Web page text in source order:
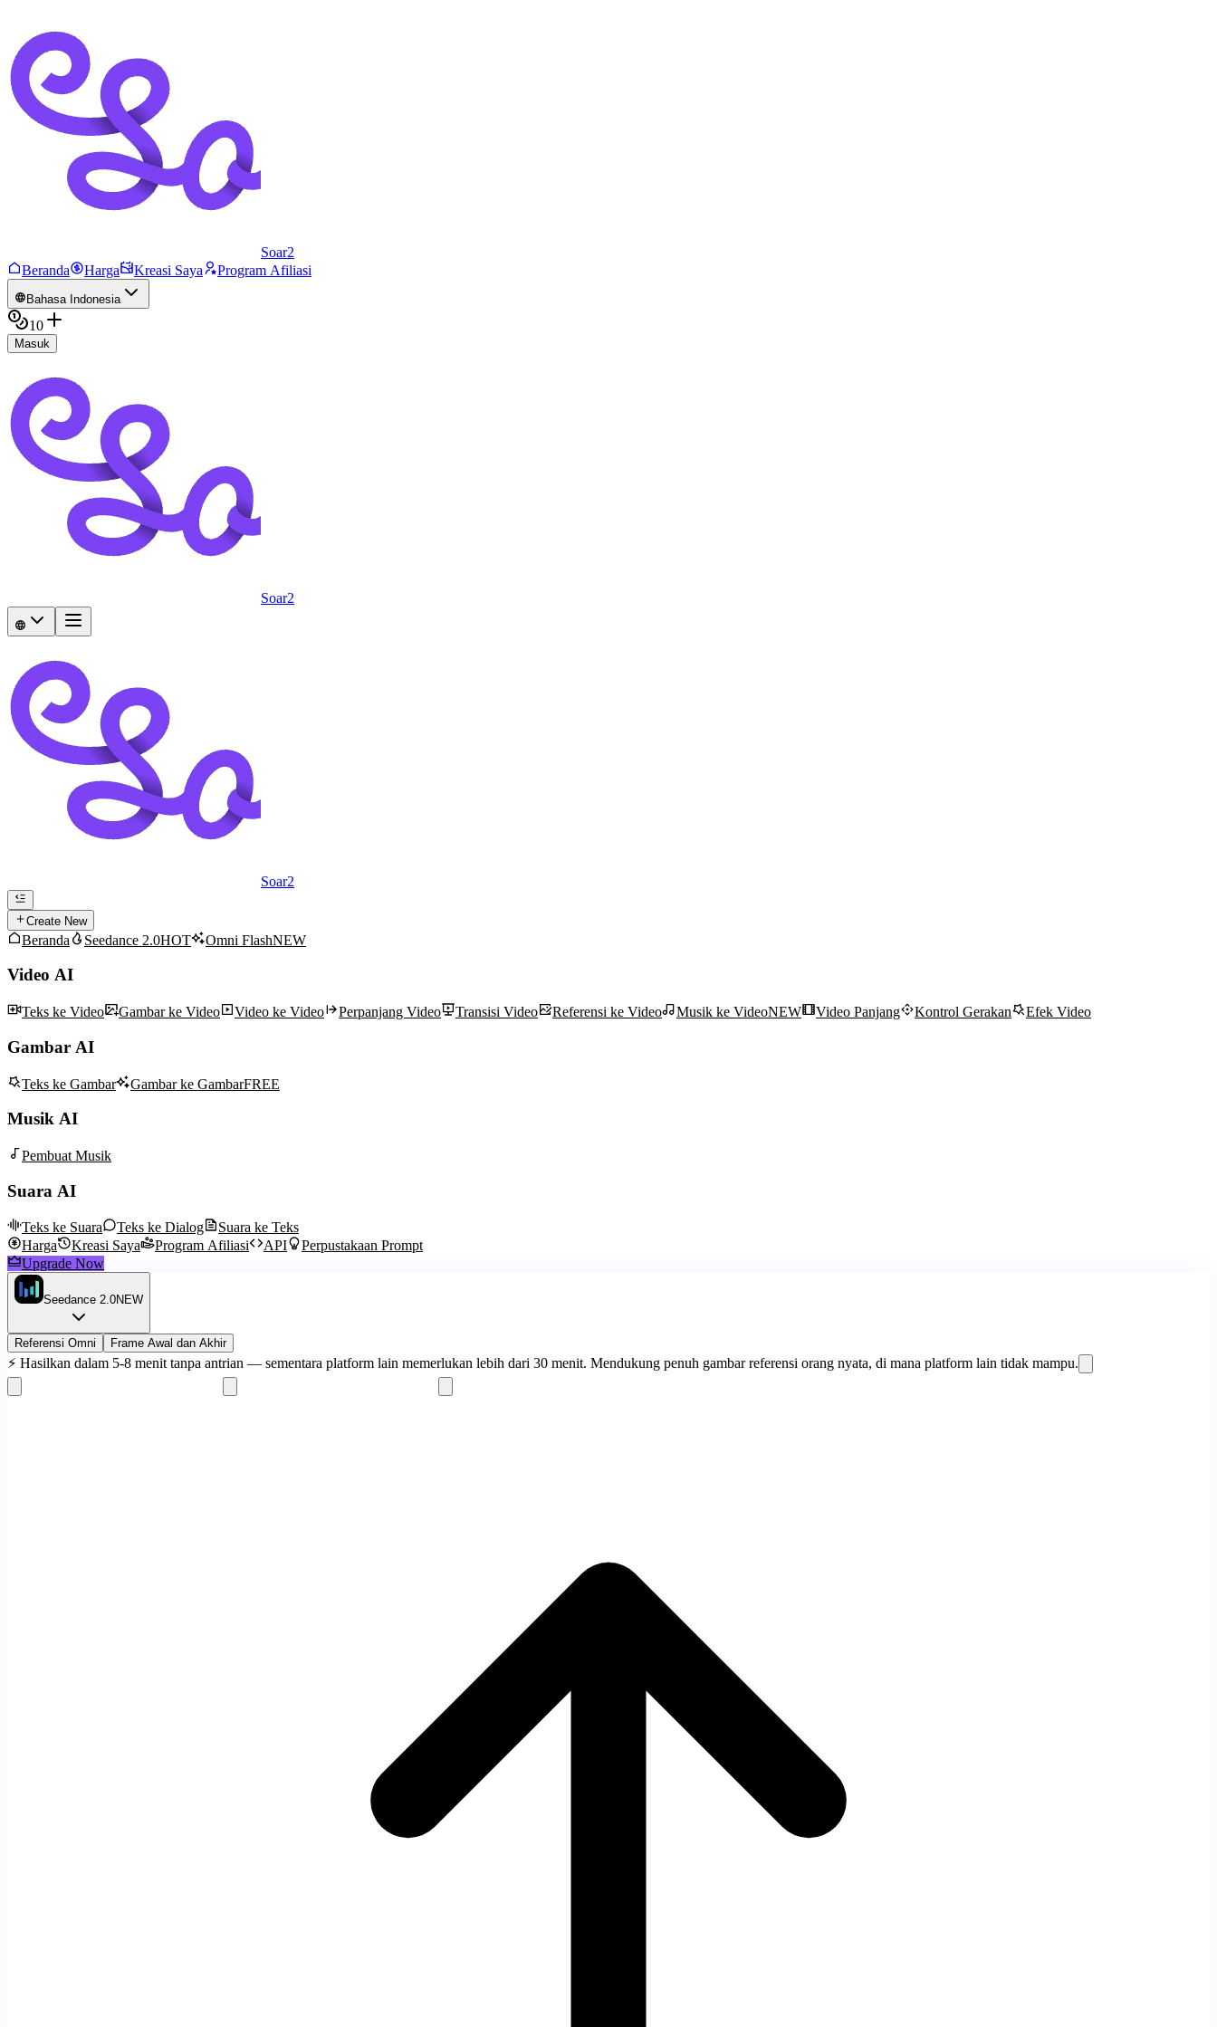
Soar2
Beranda
Harga Kreasi Saya Program Afiliasi
Bahasa Indonesia
10
Masuk
Soar2
Soar2
Create New
Beranda Seedance 2.0HOT Omni FlashNEW
Video AI
Teks ke Video Gambar ke Video Video ke Video Perpanjang Video Transisi Video Referensi ke Video Musik ke VideoNEW Video Panjang Kontrol Gerakan Efek Video
Gambar AI
Teks ke Gambar Gambar ke GambarFREE
Musik AI
Pembuat Musik
Suara AI
Teks ke Suara Teks ke Dialog
Suara ke Teks
Harga
Kreasi Saya Program Afiliasi API
Perpustakaan Prompt
Upgrade Now
Seedance 2.0NEW
Referensi Omni Frame Awal dan Akhir
⚡ Hasilkan dalam 5-8 menit tanpa antrian — sementara platform lain memerlukan lebih dari 30 menit. Mendukung penuh gambar referensi orang nyata, di mana platform lain tidak mampu.